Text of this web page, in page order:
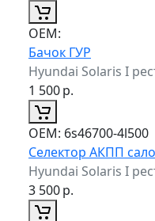
ОЕМ:
Бачок ГУР
Hyundai Solaris I
1 500р.
ОЕМ: 6s46700-4l500
Селектор АКПП
Hyundai Solaris I
3 500р.